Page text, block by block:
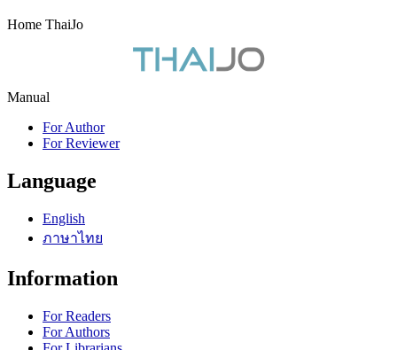
Home ThaiJo
Manual
For Author
For Reviewer
Language
English
ภาษาไทย
Information
For Readers
For Authors